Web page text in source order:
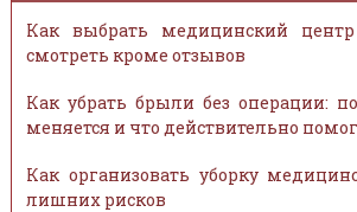
Как выбрать медицинский
смотреть кроме отзывов
Как убрать брыли без операции:
меняется и что действительно
Как организовать уборку
лишних рисков